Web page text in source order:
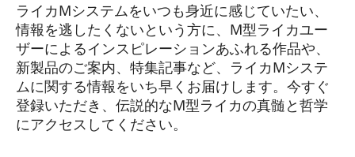
ライカMシステムをいつも身近に感じていたい、
情報を逃したくないという方に、M型ライカユー
ザーによるインスピレーションあふれる作品や、
新製品のご案内、特集記事など、ライカMシステ
ムに関する情報をいち早くお届けします。今すぐ
登録いただき、伝説的なM型ライカの真髄と哲学
にアクセスしてください。